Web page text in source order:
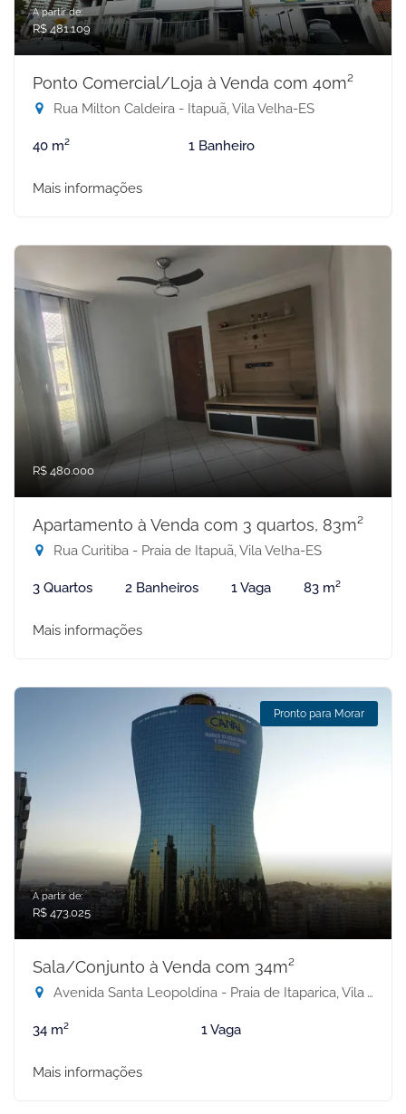
A partir de:
R$ 481.109
Ponto Comercial/Loja à Venda com 40m²
Rua Milton Caldeira - Itapuã, Vila Velha-ES
40 m² 1 Banheiro
Mais informações
R$ 480.000
Apartamento à Venda com 3 quartos, 83m²
Rua Curitiba - Praia de Itapuã, Vila Velha-ES
3 Quartos 2 Banheiros 1 Vaga 83 m²
Mais informações
Pronto para Morar
A partir de:
R$ 473.025
Sala/Conjunto à Venda com 34m²
Avenida Santa Leopoldina - Praia de Itaparica, Vila Velha-ES
34 m² 1 Vaga
Mais informações